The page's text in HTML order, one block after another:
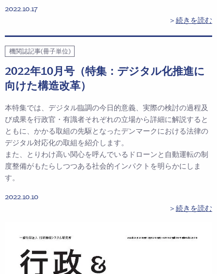
2022.10.17
＞ 続きを読む
機関誌記事(冊子単位)
2022年10月号（特集：デジタル化推進に
向けた構造改革）
本特集では、デジタル臨調の今日的意義、実際の検討の過程及
び成果を行政官・有識者それぞれの立場から詳細に解説すると
ともに、かかる取組の先駆となったデンマークにおける法律の
デジタル対応化の取組を紹介します。
また、とりわけ高い関心を呼んでいるドローンと自動運転の制
度整備がもたらしつつある社会的インパクトを明らかにしま
す。
2022.10.10
＞ 続きを読む